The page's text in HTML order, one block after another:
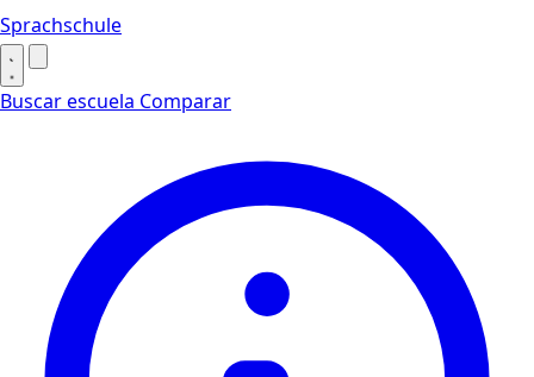
Sprachschule
Buscar escuela Comparar